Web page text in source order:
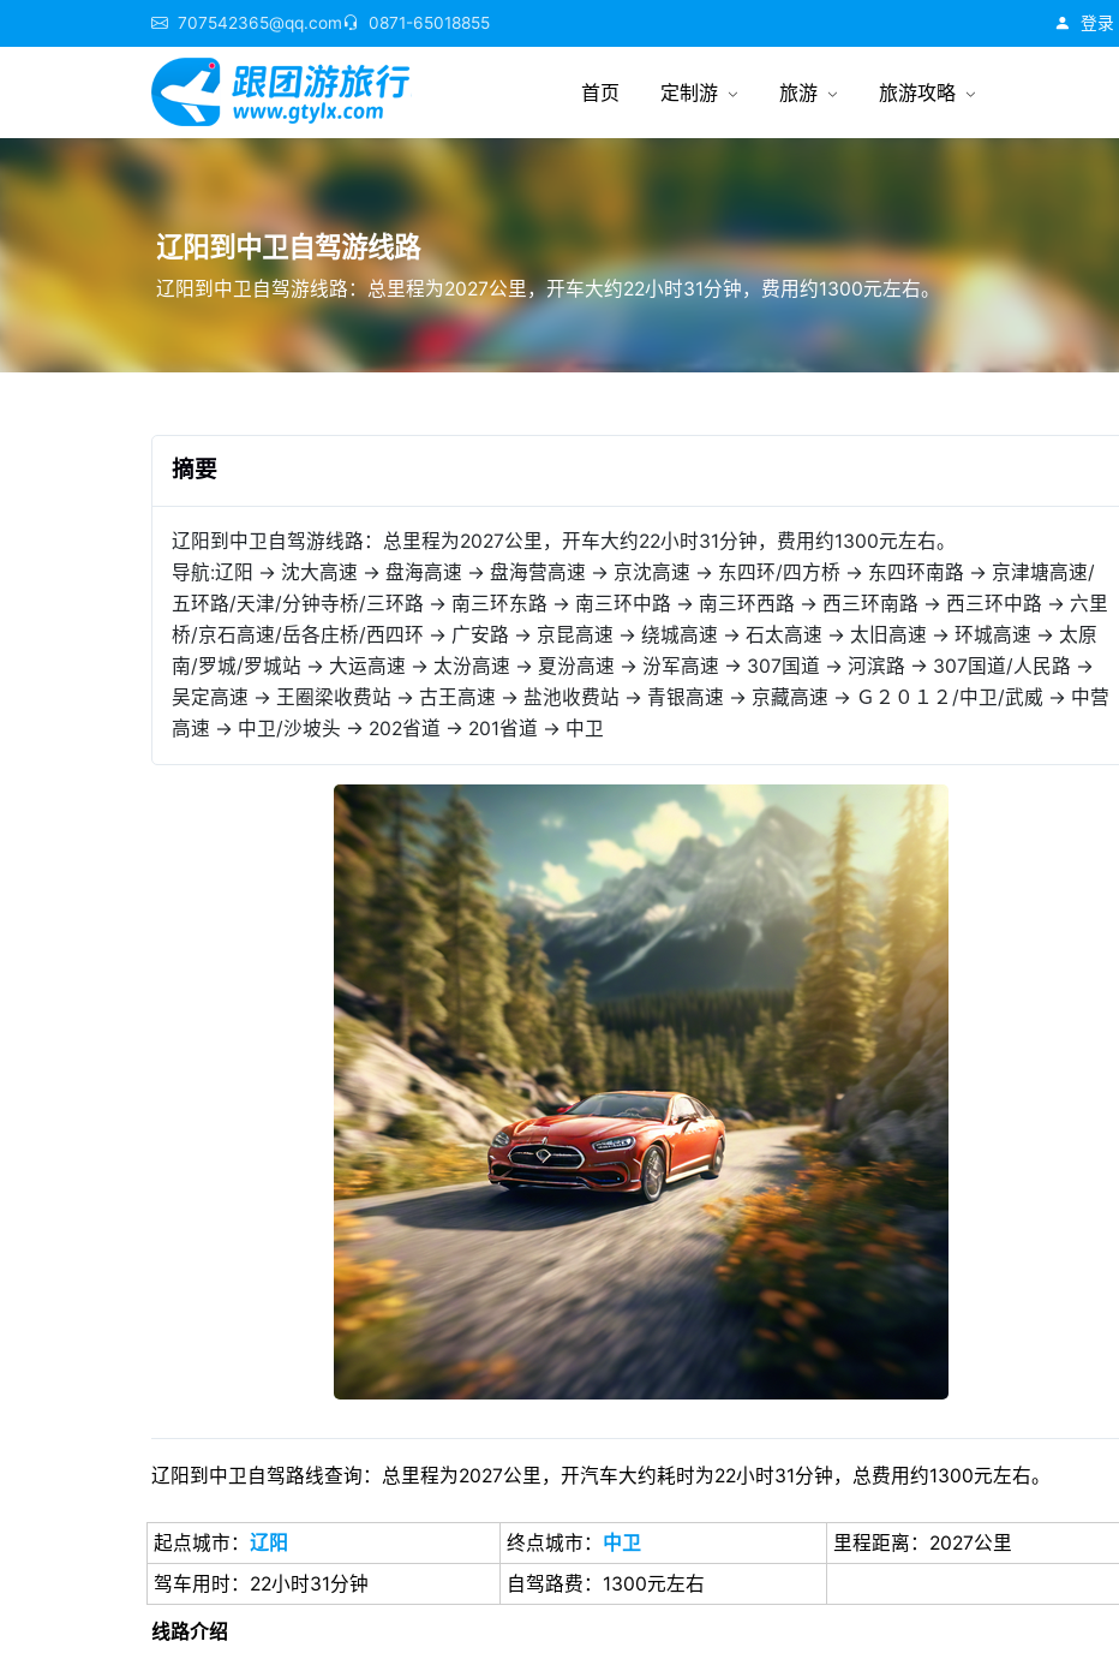
707542365@qq.com 0871-65018855 登录
首页 定制游 旅游 旅游攻略
辽阳到中卫自驾游线路
辽阳到中卫自驾游线路：总里程为2027公里，开车大约22小时31分钟，费用约1300元左右。
摘要
辽阳到中卫自驾游线路：总里程为2027公里，开车大约22小时31分钟，费用约1300元左右。
导航:辽阳 → 沈大高速 → 盘海高速 → 盘海营高速 → 京沈高速 → 东四环/四方桥 → 东四环南路 → 京津塘高速/
五环路/天津/分钟寺桥/三环路 → 南三环东路 → 南三环中路 → 南三环西路 → 西三环南路 → 西三环中路 → 六里
桥/京石高速/岳各庄桥/西四环 → 广安路 → 京昆高速 → 绕城高速 → 石太高速 → 太旧高速 → 环城高速 → 太原
南/罗城/罗城站 → 大运高速 → 太汾高速 → 夏汾高速 → 汾军高速 → 307国道 → 河滨路 → 307国道/人民路 →
吴定高速 → 王圈梁收费站 → 古王高速 → 盐池收费站 → 青银高速 → 京藏高速 → Ｇ２０１２/中卫/武威 → 中营
高速 → 中卫/沙坡头 → 202省道 → 201省道 → 中卫
辽阳到中卫自驾路线查询：总里程为2027公里，开汽车大约耗时为22小时31分钟，总费用约1300元左右。
起点城市： 辽阳 终点城市： 中卫
里程距离：2027公里
驾车用时：22小时31分钟
自驾路费：1300元左右
线路介绍